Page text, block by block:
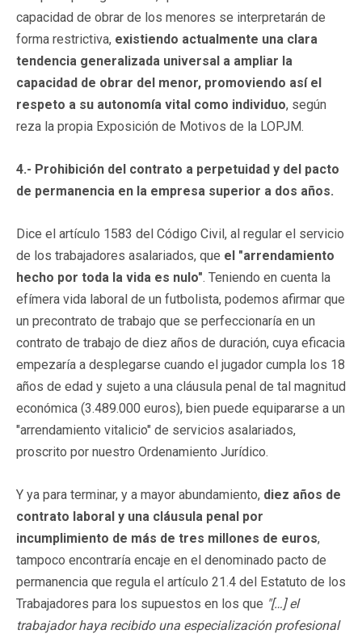
capacidad de obrar de los menores se interpretarán de
forma restrictiva, existiendo actualmente una clara
tendencia generalizada universal a ampliar la
capacidad de obrar del menor, promoviendo así el
respeto a su autonomía vital como individuo, según
reza la propia Exposición de Motivos de la LOPJM.
4.- Prohibición del contrato a perpetuidad y del pacto
de permanencia en la empresa superior a dos años.
Dice el artículo 1583 del Código Civil, al regular el servicio
de los trabajadores asalariados, que el "arrendamiento
hecho por toda la vida es nulo". Teniendo en cuenta la
efímera vida laboral de un futbolista, podemos afirmar que
un precontrato de trabajo que se perfeccionaría en un
contrato de trabajo de diez años de duración, cuya eficacia
empezaría a desplegarse cuando el jugador cumpla los 18
años de edad y sujeto a una cláusula penal de tal magnitud
económica (3.489.000 euros), bien puede equipararse a un
"arrendamiento vitalicio" de servicios asalariados,
proscrito por nuestro Ordenamiento Jurídico.
Y ya para terminar, y a mayor abundamiento, diez años de
contrato laboral y una cláusula penal por
incumplimiento de más de tres millones de euros,
tampoco encontraría encaje en el denominado pacto de
permanencia que regula el artículo 21.4 del Estatuto de los
Trabajadores para los supuestos en los que "[…] el
trabajador haya recibido una especialización profesional